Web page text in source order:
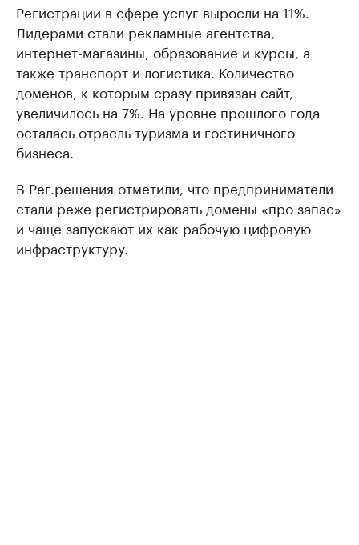
Регистрации в сфере услуг выросли на 11%.
Лидерами стали рекламные агентства,
интернет-магазины, образование и курсы, а
также транспорт и логистика. Количество
доменов, к которым сразу привязан сайт,
увеличилось на 7%. На уровне прошлого года
осталась отрасль туризма и гостиничного
бизнеса.
В Рег.решения отметили, что предприниматели
стали реже регистрировать домены «про запас»
и чаще запускают их как рабочую цифровую
инфраструктуру.